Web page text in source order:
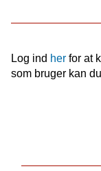
Log ind herfor at
som bruger kan